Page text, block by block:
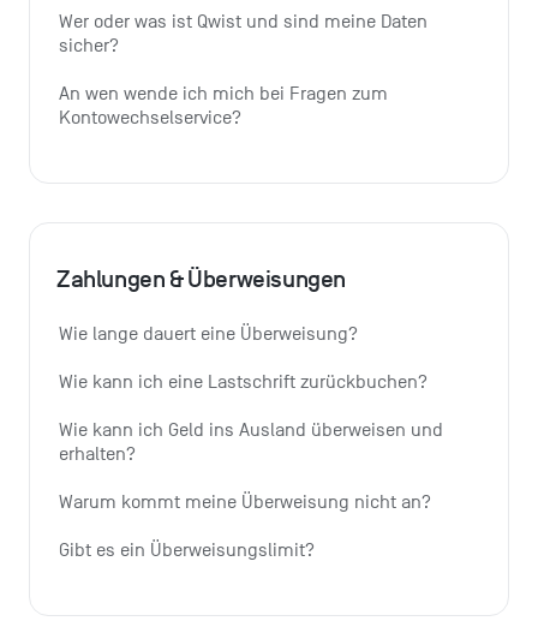
Wer oder was ist Qwist und sind meine Daten
sicher?
An wen wende ich mich bei Fragen zum
Kontowechselservice?
Zahlungen & Überweisungen
Wie lange dauert eine Überweisung?
Wie kann ich eine Lastschrift zurückbuchen?
Wie kann ich Geld ins Ausland überweisen und
erhalten?
Warum kommt meine Überweisung nicht an?
Gibt es ein Überweisungslimit?